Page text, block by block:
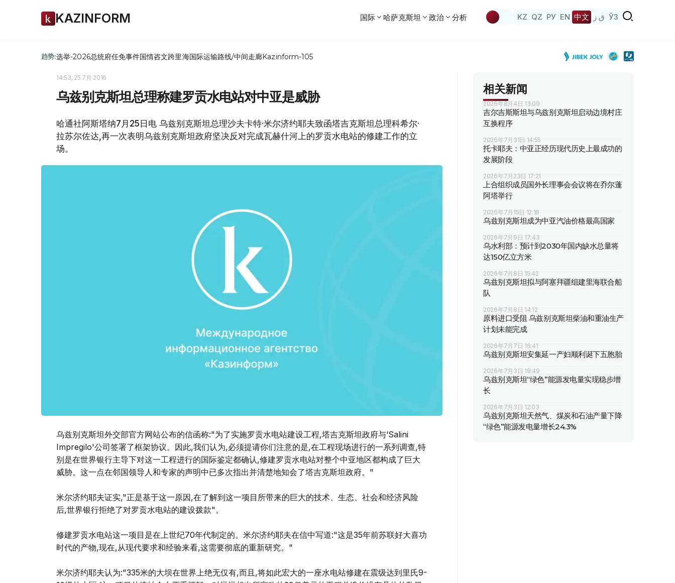
KAZINFORM 国际 哈萨克斯坦 政治 分析 KZ QZ РУ EN 中文 ق ز ЎЗ
趋势:选举-2026总统府任免事件国情咨文跨里海国际运输路线/中间走廊Kazinform-105
14:53, 25 7月 2016
乌兹别克斯坦总理称建罗贡水电站对中亚是威胁
哈通社阿斯塔纳7月25日电 乌兹别克斯坦总理沙夫卡特·米尔济约耶夫致函塔吉克斯坦总理科希尔·
拉苏尔佐达,再一次表明乌兹别克斯坦政府坚决反对完成瓦赫什河上的罗贡水电站的修建工作的立
场。
乌兹别克斯坦外交部官方网站公布的信函称:"为了实施罗贡水电站建设工程,塔吉克斯坦政府与‘Salini
Impregilo'公司签署了框架协议。因此,我们认为,必须提请你们注意的是,在工程现场进行的一系列调查,特
别是在世界银行主导下对这一工程进行的国际鉴定都确认,修建罗贡水电站对整个中亚地区都构成了巨大
威胁。这一点在邻国领导人和专家的声明中已多次指出并清楚地知会了塔吉克斯坦政府。"
米尔济约耶夫证实,"正是基于这一原因,在了解到这一项目所带来的巨大的技术、生态、社会和经济风险
后,世界银行拒绝了对罗贡水电站的建设拨款"。
修建罗贡水电站这一项目是在上世纪70年代制定的。米尔济约耶夫在信中写道:"这是35年前苏联好大喜功
时代的产物,现在,从现代要求和经验来看,这需要彻底的重新研究。"
米尔济约耶夫认为:"335米的大坝在世界上绝无仅有,而且,将如此宏大的一座水电站修建在震级达到里氏9-
相关新闻
2026年8月4日 13:09
吉尔吉斯斯坦与乌兹别克斯坦启动边境村庄
互换程序
2026年7月31日 14:55
托卡耶夫：中亚正经历现代历史上最成功的
发展阶段
2026年7月23日 17:21
上合组织成员国外长理事会会议将在乔尔蓬
阿塔举行
2026年7月15日 12:18
乌兹别克斯坦成为中亚汽油价格最高国家
2026年7月9日 17:43
乌水利部：预计到2030年国内缺水总量将
达150亿立方米
2026年7月8日 15:42
乌兹别克斯坦拟与阿塞拜疆组建里海联合船
队
2026年7月8日 14:12
原料进口受阻 乌兹别克斯坦柴油和重油生产
计划未能完成
2026年7月7日 16:41
乌兹别克斯坦安集延一产妇顺利诞下五胞胎
2026年7月3日 19:49
乌兹别克斯坦“绿色”能源发电量实现稳步增
长
2026年7月3日 12:03
乌兹别克斯坦天然气、煤炭和石油产量下降
“绿色”能源发电量增长24.3%